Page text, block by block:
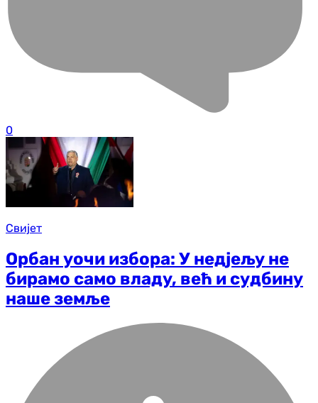
0
Свијет
Орбан уочи избора: У недјељу не
бирамо само владу, већ и судбину
наше земље